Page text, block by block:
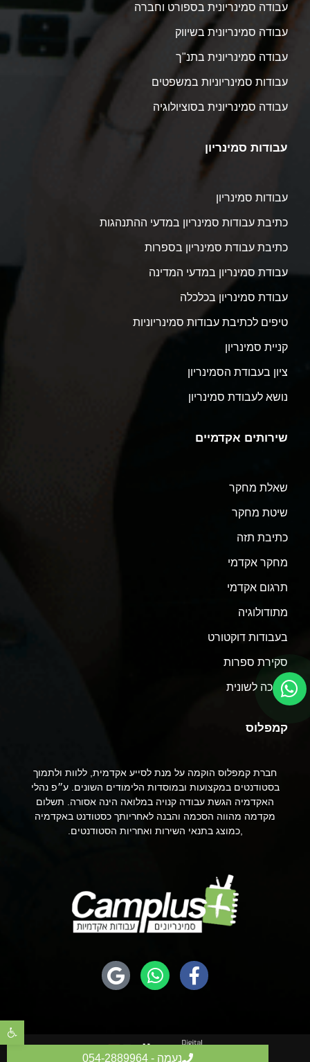
פתח
נעמה - 054-2889964
עבודה סמינריונית בספורט וחברה
עבודה סמינריונית בשיווק
עבודה סמינריונית בתנ"ך
עבודות סמינריוניות במשפטים
עבודה סמינריונית בסוציולוגיה
עבודות סמינריון
עבודות סמינריון
כתיבת עבודות סמינריון במדעי ההתנהגות
כתיבת עבודת סמינריון בספרות
עבודת סמינריון במדעי המדינה
עבודת סמינריון בכלכלה
טיפים לכתיבת עבודות סמינריוניות
קניית סמינריון
ציון בעבודת הסמינריון
נושא לעבודת סמינריון
שירותים אקדמיים
שאלת מחקר
שיטת מחקר
כתיבת תזה
מחקר אקדמי
תרגום אקדמי
מתודולוגיה
בעבודות דוקטורט
סקירת ספרות
עריכה לשונית
קמפלוס
חברת קמפלוס הוקמה על מנת לסייע אקדמית, ללוות ולתמוך
בסטודנטים במקצועות ובמוסדות הלימודים השונים. ע״פ נהלי
האקדמיה הגשת עבודה קנויה במלואה הינה אסורה. תשלום
מקדמה מהווה הסכמה והבנה לאחריותך כסטודנט באקדמיה
,כמוצג בתנאי השירות ואחריות הסטודנטים.